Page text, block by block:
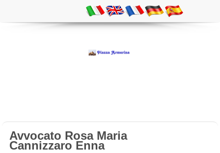
Avvocato Rosa Maria
Cannizzaro Enna